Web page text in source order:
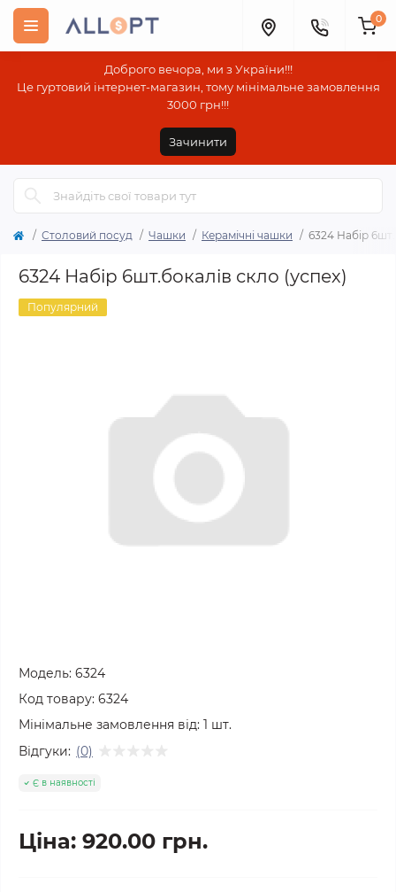
Доброго вечора, ми з України!!!
Це гуртовий інтернет-магазин, тому мінімальне замовлення
3000 грн!!!
Зачинити
0
Столовий посуд Чашки Керамічні чашки 6324 Набір
6324 Набір 6шт.бокалів скло (успех)
Популярний
Модель: 6324
Код товару: 6324
Мінімальне замовлення від: 1 шт.
Відгуки: (0)
Є в наявності
Ціна: 920.00 грн.